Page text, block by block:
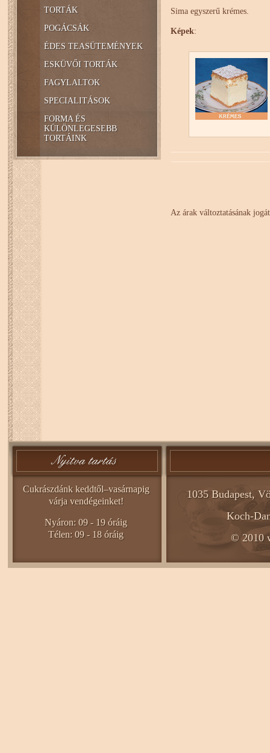
TORTÁK
POGÁCSÁK
ÉDES TEASÜTEMÉNYEK
ESKÜVŐI TORTÁK
FAGYLALTOK
SPECIALITÁSOK
FORMA ÉS
KÜLÖNLEGESEBB
TORTÁINK
Sima egyszerű krémes.
Képek:
Az árak változtatásának
Cukrászdánk keddtől–vasárnapig
várja vendégeinket!
Nyáron: 09 - 19 óráig
Télen: 09 - 18 óráig
1035 Budapest,
Koch-
© 2010